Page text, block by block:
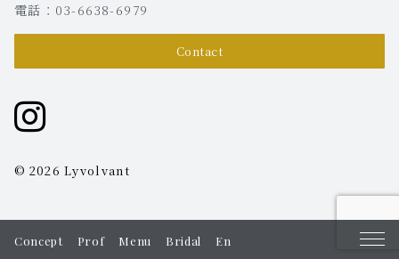
電話：03-6638-6979
Contact
© 2026 Lyvolvant
Concept Prof Menu Bridal En